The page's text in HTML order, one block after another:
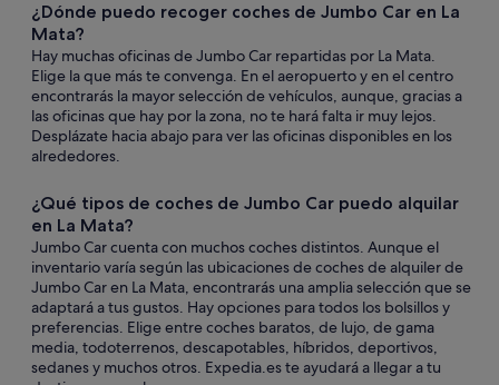
¿Dónde puedo recoger coches de Jumbo Car en La
Mata?
Hay muchas oficinas de Jumbo Car repartidas por La Mata.
Elige la que más te convenga. En el aeropuerto y en el centro
encontrarás la mayor selección de vehículos, aunque, gracias a
las oficinas que hay por la zona, no te hará falta ir muy lejos.
Desplázate hacia abajo para ver las oficinas disponibles en los
alrededores.
¿Qué tipos de coches de Jumbo Car puedo alquilar
en La Mata?
Jumbo Car cuenta con muchos coches distintos. Aunque el
inventario varía según las ubicaciones de coches de alquiler de
Jumbo Car en La Mata, encontrarás una amplia selección que se
adaptará a tus gustos. Hay opciones para todos los bolsillos y
preferencias. Elige entre coches baratos, de lujo, de gama
media, todoterrenos, descapotables, híbridos, deportivos,
sedanes y muchos otros. Expedia.es te ayudará a llegar a tu